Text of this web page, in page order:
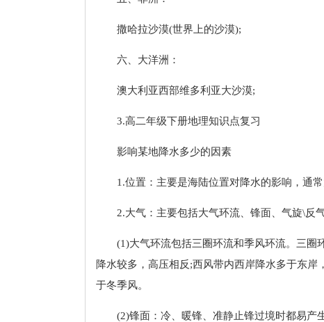
撒哈拉沙漠(世界上的沙漠);
六、大洋洲：
澳大利亚西部维多利亚大沙漠;
3.高二年级下册地理知识点复习
影响某地降水多少的因素
1.位置：主要是海陆位置对降水的影响，通常
2.大气：主要包括大气环流、锋面、气旋\反
(1)大气环流包括三圈环流和季风环流。三圈
降水较多，高压相反;西风带内西岸降水多于东
于冬季风。
(2)锋面：冷、暖锋、准静止锋过境时都易产